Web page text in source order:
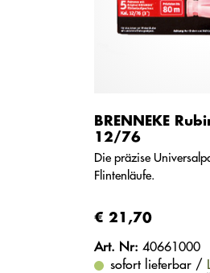
BRENNEKE
12/76
Die präzise
Flintenläufe.
€ 21,70
Art. Nr: 40661000
sofort lieferbar /